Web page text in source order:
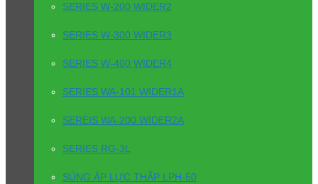
SERIES W-200 WIDER2
SERIES W-300 WIDER3
SERIES W-400 WIDER4
SERIES WA-101 WIDER1A
SEREIS WA-200 WIDER2A
SERIES RG-3L
SÚNG ÁP LỰC THẤP LPH-50